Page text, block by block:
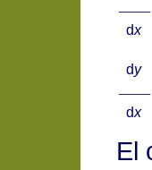
dx
dy
dx
El